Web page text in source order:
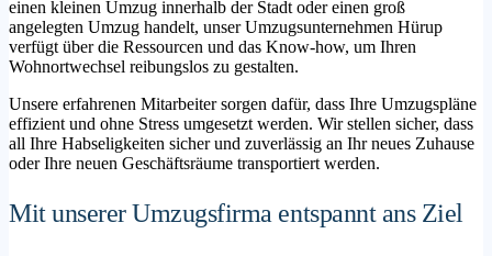
einen kleinen Umzug innerhalb der Stadt oder einen groß
angelegten Umzug handelt, unser Umzugsunternehmen Hürup
verfügt über die Ressourcen und das Know-how, um Ihren
Wohnortwechsel reibungslos zu gestalten.
Unsere erfahrenen Mitarbeiter sorgen dafür, dass Ihre Umzugspläne
effizient und ohne Stress umgesetzt werden. Wir stellen sicher, dass
all Ihre Habseligkeiten sicher und zuverlässig an Ihr neues Zuhause
oder Ihre neuen Geschäftsräume transportiert werden.
Mit unserer Umzugsfirma entspannt ans Ziel